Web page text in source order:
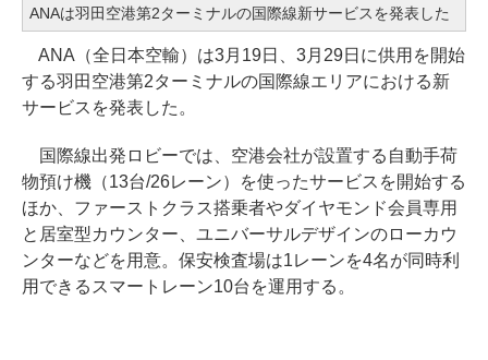
ANAは羽田空港第2ターミナルの国際線新サービスを発表した
ANA（全日本空輸）は3月19日、3月29日に供用を開始
する羽田空港第2ターミナルの国際線エリアにおける新
サービスを発表した。
国際線出発ロビーでは、空港会社が設置する自動手荷
物預け機（13台/26レーン）を使ったサービスを開始する
ほか、ファーストクラス搭乗者やダイヤモンド会員専用
と居室型カウンター、ユニバーサルデザインのローカウ
ンターなどを用意。保安検査場は1レーンを4名が同時利
用できるスマートレーン10台を運用する。